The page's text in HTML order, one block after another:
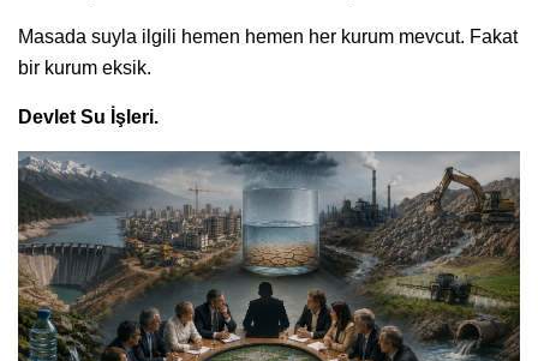
Masada suyla ilgili hemen hemen her kurum mevcut. Fakat
bir kurum eksik.
Devlet Su İşleri.